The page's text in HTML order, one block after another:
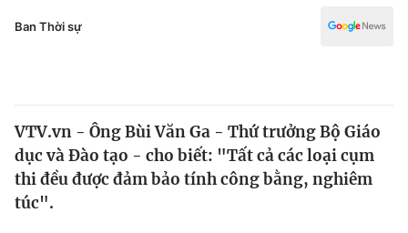
Pháp luật
Thế giới
Tin tức
Thế giới đó đây
Kinh tế
Công nghệ
Ban Thời sự
VTV.vn - Ông Bùi Văn Ga - Thứ trưởng Bộ Giáo
dục và Đào tạo - cho biết: "Tất cả các loại cụm
thi đều được đảm bảo tính công bằng, nghiêm
túc".